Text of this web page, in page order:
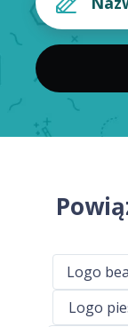
Logo
Logo